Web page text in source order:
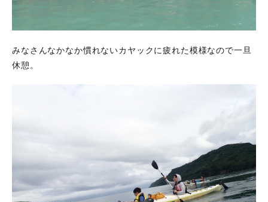
みなさんなかなか慣れないカヤックに疲れた模様なので一旦
休憩。